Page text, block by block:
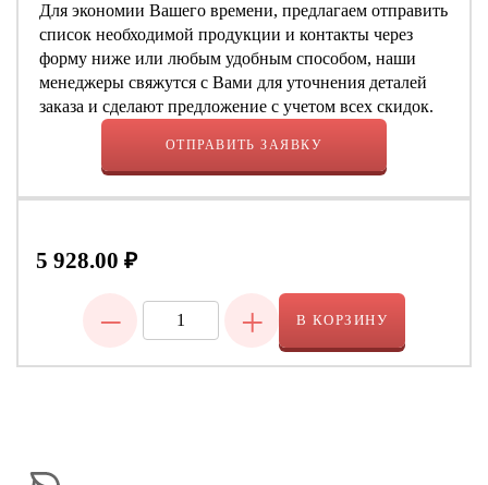
Для экономии Вашего времени, предлагаем отправить
список необходимой продукции и контакты через
форму ниже или любым удобным способом, наши
менеджеры свяжутся с Вами для уточнения деталей
заказа и сделают предложение с учетом всех скидок.
ОТПРАВИТЬ ЗАЯВКУ
5 928.00 ₽
− + В КОРЗИНУ